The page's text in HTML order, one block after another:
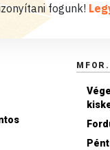
fogunk!